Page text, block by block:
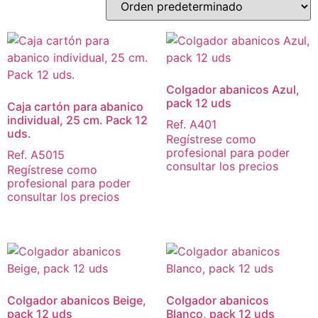
Caja cartón para abanico
individual, 25 cm. Pack 12
uds.
Ref. A5015
Regístrese como
profesional para poder
consultar los precios
Colgador abanicos Azul,
pack 12 uds
Ref. A401
Regístrese como
profesional para poder
consultar los precios
Colgador abanicos Beige,
pack 12 uds
Colgador abanicos
Blanco, pack 12 uds